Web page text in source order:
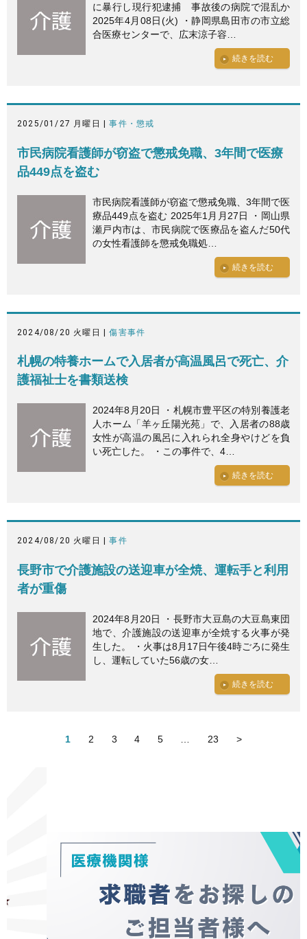
に暴行し現行犯逮捕 事故後の病院で混乱か
2025年4月08日(火) ・静岡県島田市の市立総
合医療センターで、広末涼子容…
続きを読む
2025/01/27 月曜日 |事件・懲戒
市民病院看護師が窃盗で懲戒免職、3年間で医療
品449点を盗む
市民病院看護師が窃盗で懲戒免職、3年間で医
療品449点を盗む 2025年1月月27日 ・岡山県
瀬戸内市は、市民病院で医療品を盗んだ50代
の女性看護師を懲戒免職処…
続きを読む
2024/08/20 火曜日 |傷害事件
札幌の特養ホームで入居者が高温風呂で死亡、介
護福祉士を書類送検
2024年8月20日 ・札幌市豊平区の特別養護老
人ホーム「羊ヶ丘陽光苑」で、入居者の88歳
女性が高温の風呂に入れられ全身やけどを負
い死亡した。 ・この事件で、4…
続きを読む
2024/08/20 火曜日 |事件
長野市で介護施設の送迎車が全焼、運転手と利用
者が重傷
2024年8月20日 ・長野市大豆島の大豆島東団
地で、介護施設の送迎車が全焼する火事が発
生した。 ・火事は8月17日午後4時ごろに発生
し、運転していた56歳の女…
続きを読む
1 2 3 4 5 23 >